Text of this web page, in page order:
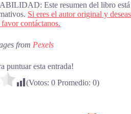
Este resumen del libro está
Si eres el autor original y deseas
contáctanos.
from Pexels
puntuar esta entrada!
(Votos: 0Promedio: 0)